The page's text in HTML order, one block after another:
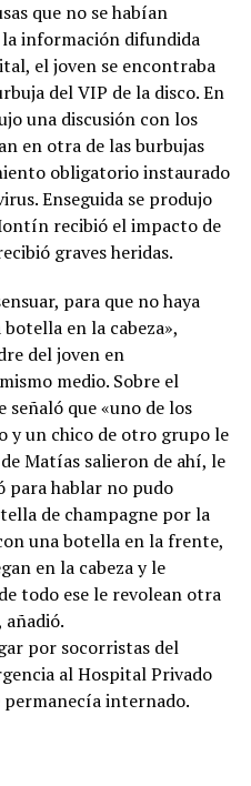
que no se habían
la información difundida
el joven se encontraba
del VIP de la disco. En
una discusión con los
en otra de las burbujas
obligatorio instaurado
Enseguida se produjo
recibió el impacto de
graves heridas.
para que no haya
en la cabeza»,
del joven en
medio. Sobre el
señaló que «uno de los
y un chico de otro grupo le
Matías salieron de ahí, le
para hablar no pudo
de champagne por la
una botella en la frente,
en la cabeza y le
todo ese le revolean otra
añadió.
por socorristas del
al Hospital Privado
permanecía internado.